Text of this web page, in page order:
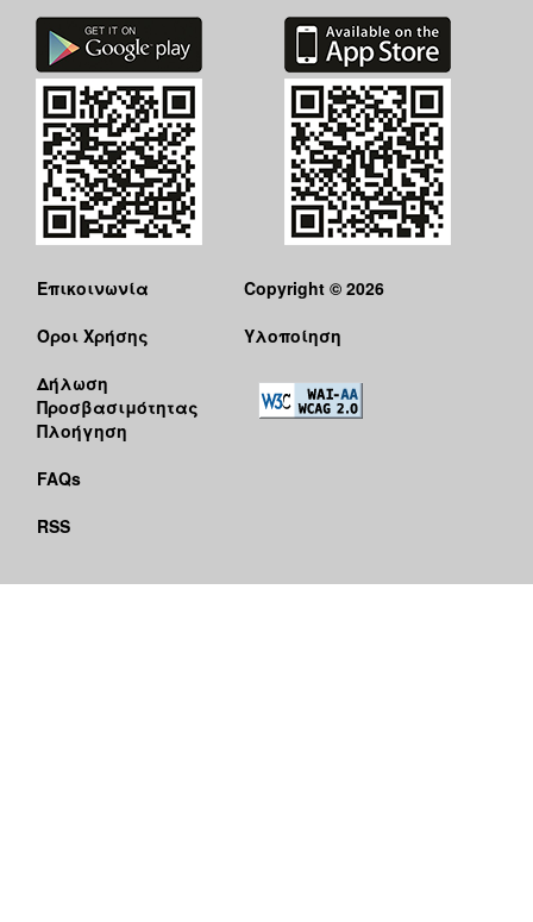
Επικοινωνία
Όροι Χρήσης
Δήλωση
Προσβασιμότητας
Πλοήγηση
FAQs
RSS
Copyright © 2026
Υλοποίηση